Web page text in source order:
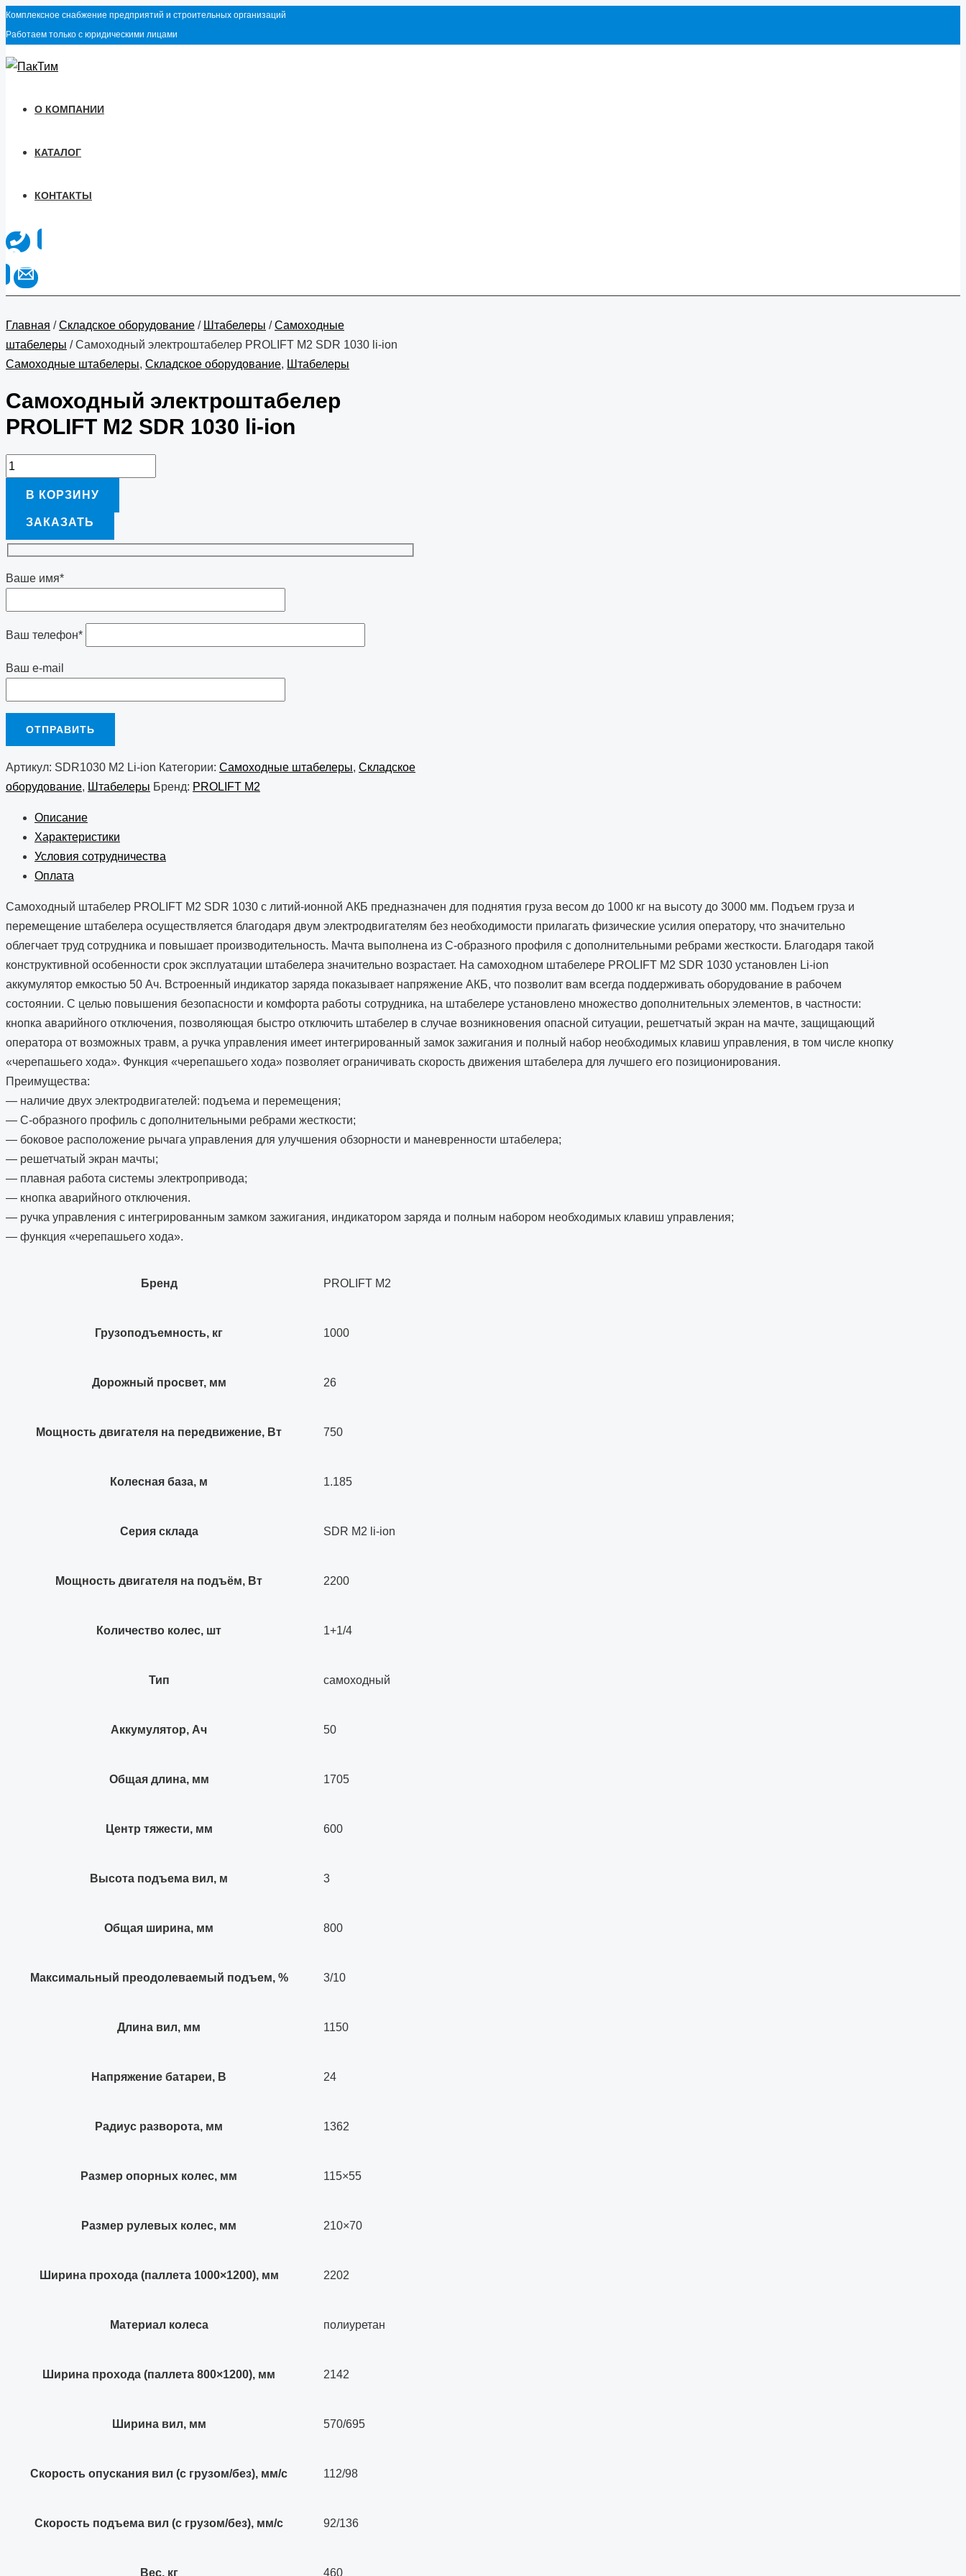
Перейти
к
содержимому
Комплексное снабжение предприятий и строительных организаций
Работаем только с юридическими лицами
О КОМПАНИИ
КАТАЛОГ
КОНТАКТЫ
Главная /Складское оборудование / Штабелеры /Самоходные
штабелеры / Самоходный электроштабелер PROLIFT M2 SDR 1030 li-ion
Самоходные штабелеры, Складское оборудование, Штабелеры
Самоходный электроштабелер
PROLIFT M2 SDR 1030 li-ion
Количество
товара
Самоходный
электроштабелер
В КОРЗИНУ
ЗАКАЗАТЬ
Ваше имя*
Ваш телефон*
Ваш e-mail
Артикул: SDR1030 M2 Li-ion Категории: Самоходные штабелеры, Складское
оборудование, Штабелеры Бренд: PROLIFT M2
Описание
Характеристики
Условия сотрудничества
Оплата
Самоходный штабелер PROLIFT M2 SDR 1030 с литий-ионной АКБ предназначен для поднятия груза весом до 1000 кг на высоту до 3000 мм. Подъем груза и
перемещение штабелера осуществляется благодаря двум электродвигателям без необходимости прилагать физические усилия оператору, что значительно
облегчает труд сотрудника и повышает производительность. Мачта выполнена из С-образного профиля с дополнительными ребрами жесткости. Благодаря такой
конструктивной особенности срок эксплуатации штабелера значительно возрастает. На самоходном штабелере PROLIFT M2 SDR 1030 установлен Li-ion
аккумулятор емкостью 50 Ач. Встроенный индикатор заряда показывает напряжение АКБ, что позволит вам всегда поддерживать оборудование в рабочем
состоянии. С целью повышения безопасности и комфорта работы сотрудника, на штабелере установлено множество дополнительных элементов, в частности:
кнопка аварийного отключения, позволяющая быстро отключить штабелер в случае возникновения опасной ситуации, решетчатый экран на мачте, защищающий
оператора от возможных травм, а ручка управления имеет интегрированный замок зажигания и полный набор необходимых клавиш управления, в том числе кнопку
«черепашьего хода». Функция «черепашьего хода» позволяет ограничивать скорость движения штабелера для лучшего его позиционирования.
Преимущества:
— наличие двух электродвигателей: подъема и перемещения;
— С-образного профиль с дополнительными ребрами жесткости;
— боковое расположение рычага управления для улучшения обзорности и маневренности штабелера;
— решетчатый экран мачты;
— плавная работа системы электропривода;
— кнопка аварийного отключения.
— ручка управления с интегрированным замком зажигания, индикатором заряда и полным набором необходимых клавиш управления;
— функция «черепашьего хода».
Бренд PROLIFT M2
Грузоподъемность, кг 1000
Дорожный просвет, мм 26
Мощность двигателя на передвижение, Вт 750
Колесная база, м 1.185
Серия склада SDR M2 li-ion
Мощность двигателя на подъём, Вт 2200
Количество колес, шт 1+1/4
Тип самоходный
Аккумулятор, Ач 50
Общая длина, мм 1705
Центр тяжести, мм 600
Высота подъема вил, м 3
Общая ширина, мм 800
Максимальный преодолеваемый подъем, % 3/10
Длина вил, мм 1150
Напряжение батареи, B 24
Радиус разворота, мм 1362
Размер опорных колес, мм 115×55
Размер рулевых колес, мм 210×70
Ширина прохода (паллета 1000×1200), мм 2202
Материал колеса полиуретан
Ширина прохода (паллета 800×1200), мм 2142
Ширина вил, мм 570/695
Скорость опускания вил (с грузом/без), мм/с 112/98
Скорость подъема вил (с грузом/без), мм/с 92/136
Вес, кг 460